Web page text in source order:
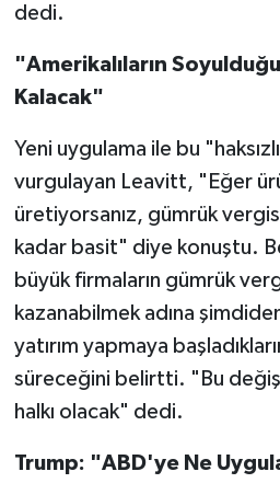
dedi.
"Amerikalıların
Kalacak"
Yeni uygulama ile bu
vurgulayan Leavitt, "Eğer
üretiyorsanız, gümrük
kadar basit" diye konuştu.
büyük firmaların gümrük
kazanabilmek adına
yatırım yapmaya
süreceğini belirtti. "Bu
halkı olacak" dedi.
Trump: "ABD'ye Ne